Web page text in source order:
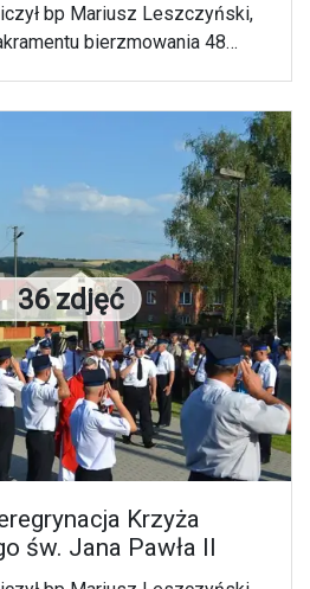
bp Mariusz Leszczyński,
bierzmowania 48
Liczba zdjęć
36 zdjęć
Krzyża
św. Jana Pawła II